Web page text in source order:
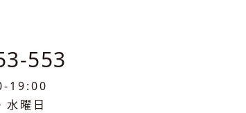
553
19:00
水曜日